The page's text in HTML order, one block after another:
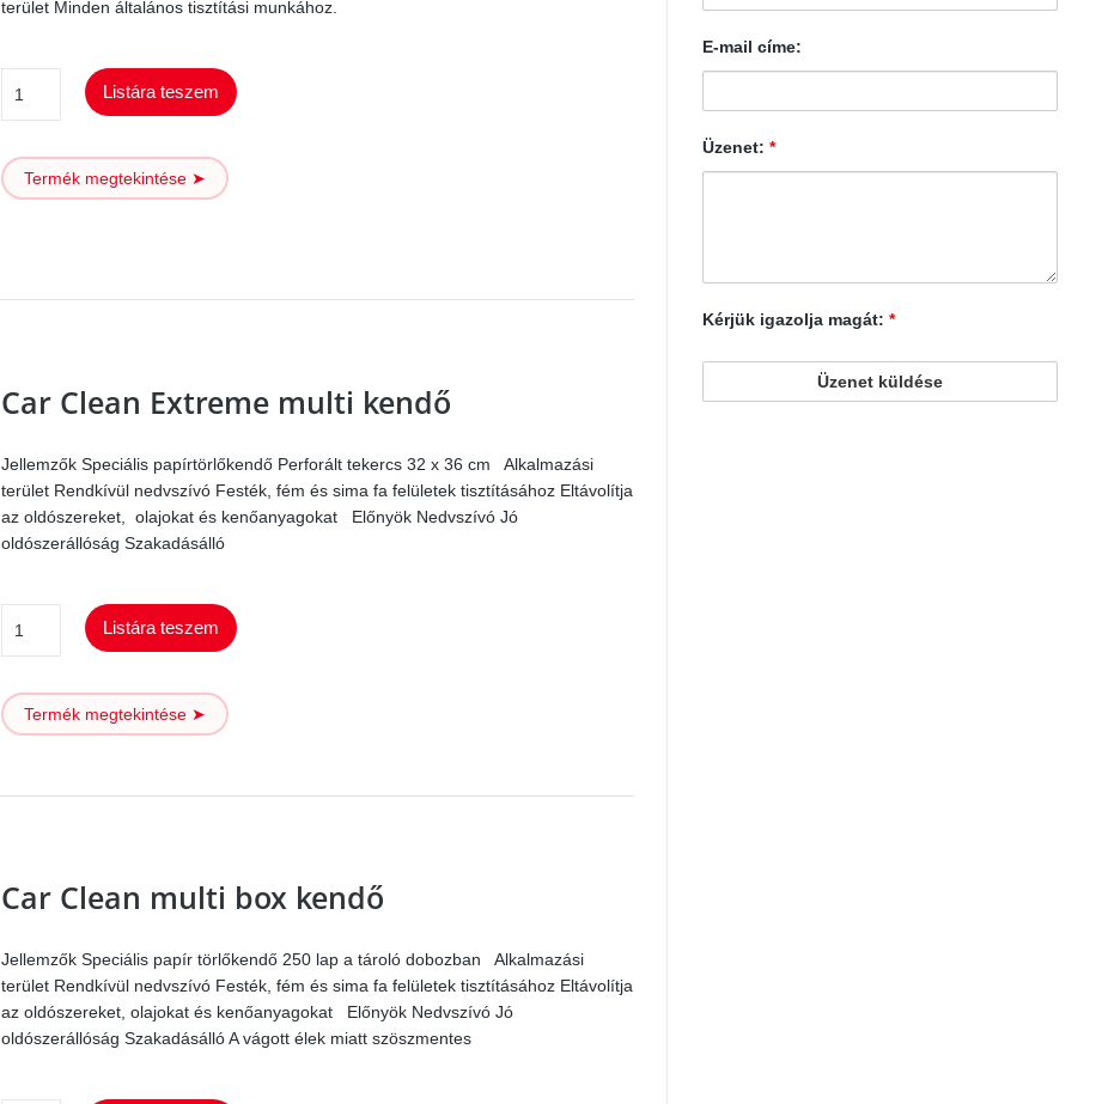
terület Minden általános tisztítási munkához.
Clean
Double
Listára teszem
Termék megtekintése ➤
Car Clean Extreme multi kendő
Jellemzők Speciális papírtörlőkendő Perforált tekercs 32 x 36 cm Alkalmazási
terület Rendkívül nedvszívó Festék, fém és sima fa felületek tisztításához Eltávolítja
az oldószereket, olajokat és kenőanyagokat Előnyök Nedvszívó Jó
oldószerállóság Szakadásálló
Clean
Extreme
mennyiség
Listára teszem
Termék megtekintése ➤
Car Clean multi box kendő
Jellemzők Speciális papír törlőkendő 250 lap a tároló dobozban Alkalmazási
terület Rendkívül nedvszívó Festék, fém és sima fa felületek tisztításához Eltávolítja
az oldószereket, olajokat és kenőanyagokat Előnyök Nedvszívó Jó
oldószerállóság Szakadásálló A vágott élek miatt szöszmentes
E-mail címe:
Üzenet: *
Kérjük igazolja magát: *